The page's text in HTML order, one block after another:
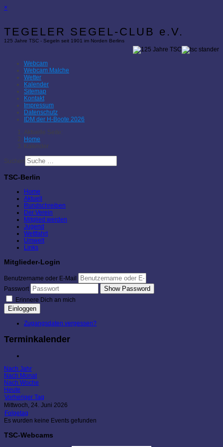
×
TEGELER SEGEL-CLUB e.V.
125 Jahre TSC - Segeln seit 1901 im Norden Berlins
Webcam
Webcam Malche
Wetter
Kalender
Sitemap
Kontakt
Impressum
Datenschutz
IDM der H-Boote 2026
Aktuelle Seite:
Home
Kalender
Suchen
TSC-Berlin
Home
Aktuell
Rundschreiben
Der Verein
Mitglied werden
Jugend
Wettfahrt
Umwelt
Links
Mitglieder-Login
Benutzername oder E-Mail
Passwort
Show Password
Erinnere Dich an mich
Einloggen
Zugangsdaten vergessen?
Terminkalender
Nach Jahr
Nach Monat
Nach Woche
Heute
Vorheriger Tag
Mittwoch, 24. Juni 2026
Folgetag
Es wurden keine Events gefunden
TSC-Webcams